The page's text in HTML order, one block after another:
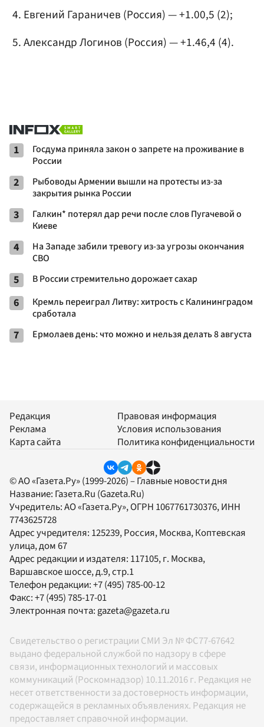
Евгений Гараничев (Россия) — +1.00,5 (2);
Александр Логинов (Россия) — +1.46,4 (4).
1
Госдума приняла закон о запрете на проживание в
России
2
Рыбоводы Армении вышли на протесты из-за
закрытия рынка России
3
Галкин* потерял дар речи после слов Пугачевой о
Киеве
4
На Западе забили тревогу из-за угрозы окончания
СВО
5 В России стремительно дорожает сахар
6
Кремль переиграл Литву: хитрость с Калининградом
сработала
7 Ермолаев день: что можно и нельзя делать 8 августа
Редакция
Реклама
Карта сайта
Правовая информация
Условия использования
Политика конфиденциальности
© АО «Газета.Ру» (1999-2026) – Главные новости дня
Название: Газета.Ru (Gazeta.Ru)
Учредитель:АО «Газета.Ру», ОГРН 1067761730376, ИНН
7743625728
Адрес учредителя: 125239, Россия, Москва, Коптевская
улица, дом 67
Адрес редакции и издателя: 117105, г. Москва,
Варшавское шоссе, д.9, стр.1
Телефон редакции:+7 (495) 785-00-12
Факс:+7 (495) 785-17-01
Электронная почта:gazeta@gazeta.ru
Свидетельство о регистрации СМИ Эл № ФС77-67642
выдано федеральной службой по надзору в сфере
связи, информационных технологий и массовых
коммуникаций (Роскомнадзор) 10.11.2016 г. Редакция не
несет ответственности за достоверность информации,
содержащейся в рекламных объявлениях. Редакция не
предоставляет справочной информации.